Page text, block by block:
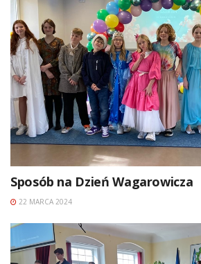
Sposób na Dzień Wagarowicza
22 MARCA 2024